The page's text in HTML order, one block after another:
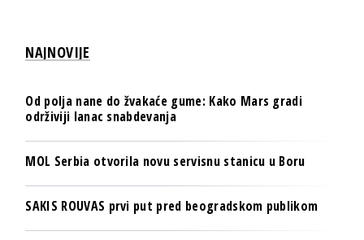
NAJNOVIJE
Od polja nane do žvakaće gume: Kako Mars gradi
održiviji lanac snabdevanja
MOL Serbia otvorila novu servisnu stanicu u Boru
SAKIS ROUVAS prvi put pred beogradskom publikom